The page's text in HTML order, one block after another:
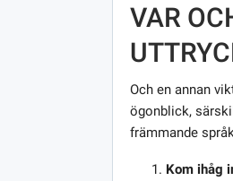
VAR
Och en annan
ögonblick,
främmande
Kom ihåg